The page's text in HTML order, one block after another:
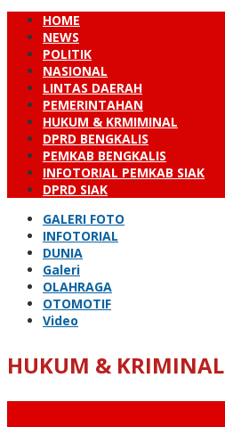
HOME
NEWS
POLITIK
NASIONAL
LINTAS DAERAH
PEMERINTAHAN
HUKUM & KRMIMINAL
DPRD BENGKALIS
PEMKAB BENGKALIS
INFOTORIAL PEMKAB SIAK
DPRD SIAK
GALERI FOTO
INFOTORIAL
DUNIA
Galeri
OLAHRAGA
OTOMOTIF
Video
HUKUM & KRIMINAL